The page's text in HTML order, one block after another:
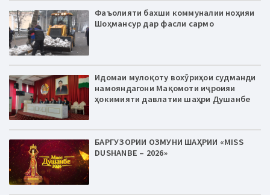
Фаъолияти бахши коммуналии ноҳияи
Шоҳмансур дар фасли сармо
Идомаи мулоқоту вохӯриҳои судманди
намояндагони Мақомоти иҷроияи
ҳокимияти давлатии шаҳри Душанбе
БАРГУЗОРИИ ОЗМУНИ ШАҲРИИ «MISS
DUSHANBE – 2026»